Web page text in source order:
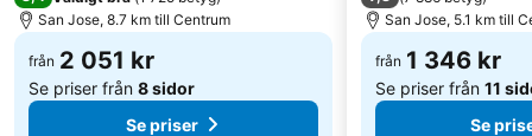
San Jose, 8.7 km till Centrum
från 2 051 kr
Se priser från 8 sidor
Se priser
San Jose, 5.1 km till
från 1 346 kr
Se priser från 11
Se